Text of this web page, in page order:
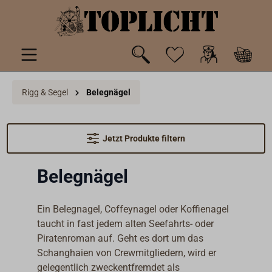
springen
Rigg & Segel Belegnägel
Jetzt Produkte filtern
Belegnägel
Ein Belegnagel, Coffeynagel oder Koffienagel
taucht in fast jedem alten Seefahrts- oder
Piratenroman auf. Geht es dort um das
Schanghaien von Crewmitgliedern, wird er
gelegentlich zweckentfremdet als